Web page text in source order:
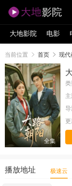
大地影院 电影
当前位置 首页 现代
全集
类
主
导
更
播放地址 极速云